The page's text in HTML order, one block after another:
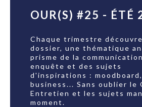
OUR(S) #25 - ÉTÉ
Chaque trimestre
dossier, une thématique
prisme de la
enquête et des sujets
d'inspirations :
business... Sans oublier le
Entretien et les sujets
moment.